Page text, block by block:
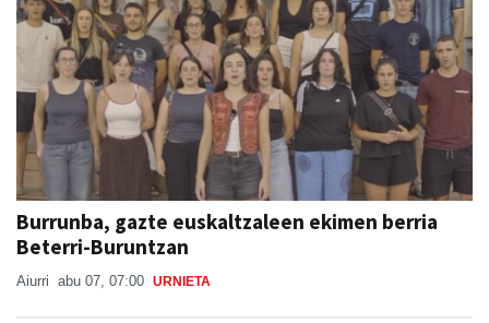
Burrunba, gazte euskaltzaleen ekimen berria
Beterri-Buruntzan
Aiurri abu 07, 07:00 URNIETA